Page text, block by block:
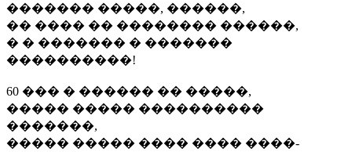
������� �����, ������,
�� ���� �� �������� ������,
� � ������� � �������
����������!
60 ��� � ������ �� �����,
����� ����� ����������
�������,
����� ����� ���� ���� ����-